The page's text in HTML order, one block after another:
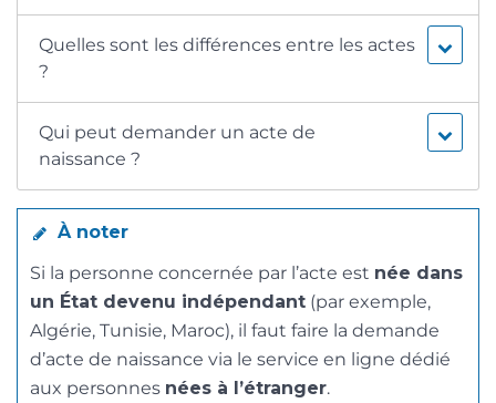
Quelles sont les différences entre les actes
?
Qui peut demander un acte de
naissance ?
À noter
Si la personne concernée par l’acte est née dans
un État devenu indépendant (par exemple,
Algérie, Tunisie, Maroc), il faut faire la demande
d’acte de naissance via le service en ligne dédié
aux personnes nées à l’étranger.